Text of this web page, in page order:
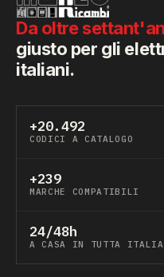
Da oltre
giusto per gli
italiani.
+20.492
CODICI A CATALOGO
+239
MARCHE COMPATIBILI
24/48h
A CASA IN TUTTA ITALIA